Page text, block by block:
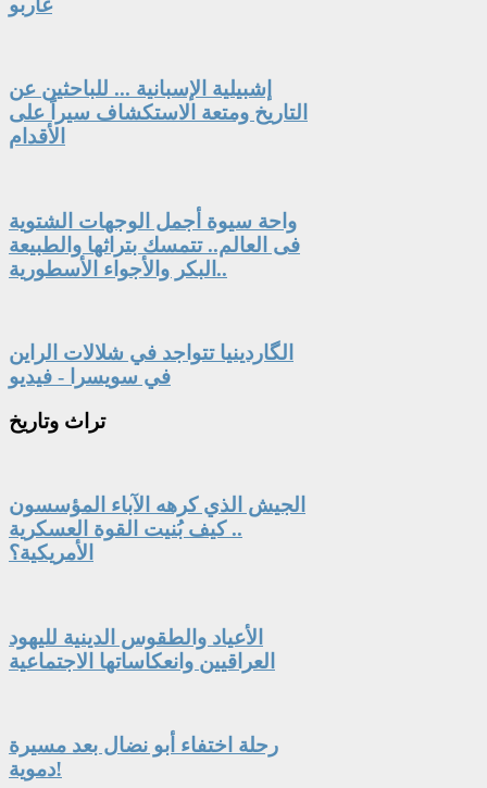
غاربو
إشبيلية الإسبانية ... للباحثين عن
التاريخ ومتعة الاستكشاف سيراً على
الأقدام
واحة سيوة أجمل الوجهات الشتوية
فى العالم.. تتمسك بتراثها والطبيعة
البكر والأجواء الأسطورية..
الگاردينيا تتواجد في شلالات الراين
في سويسرا - فيديو
تراث وتاريخ
الجيش الذي كرهه الآباء المؤسسون
.. كيف بُنيت القوة العسكرية
الأمريكية؟
الأعياد والطقوس الدينية لليهود
العراقيين وانعكاساتها الاجتماعية
رحلة اختفاء أبو نضال بعد مسيرة
دموية!